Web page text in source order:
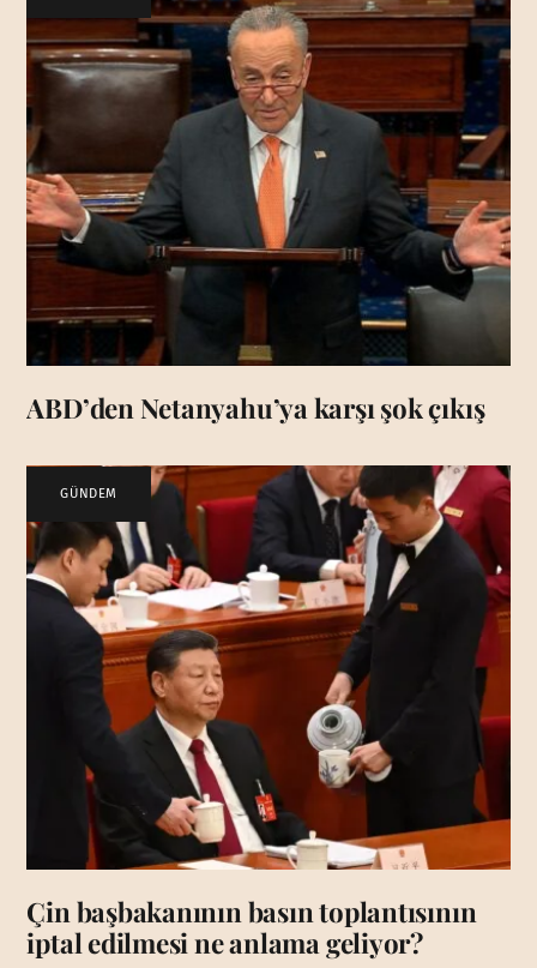
ABD’den Netanyahu’ya karşı şok çıkış
GÜNDEM
Çin başbakanının basın toplantısının
iptal edilmesi ne anlama geliyor?